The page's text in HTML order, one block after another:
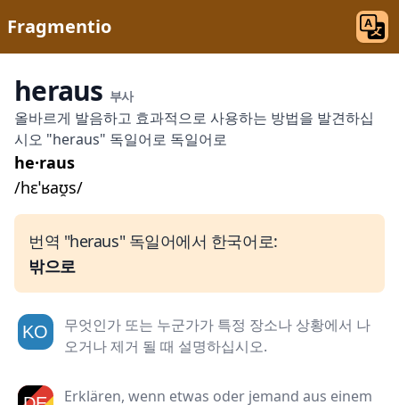
Fragmentio
heraus 부사
올바르게 발음하고 효과적으로 사용하는 방법을 발견하십
시오 "heraus" 독일어로 독일어로
he·raus
/hɛˈʁaʊ̯s/
번역 "heraus" 독일어에서 한국어로:
밖으로
무엇인가 또는 누군가가 특정 장소나 상황에서 나
오거나 제거 될 때 설명하십시오.
Erklären, wenn etwas oder jemand aus einem